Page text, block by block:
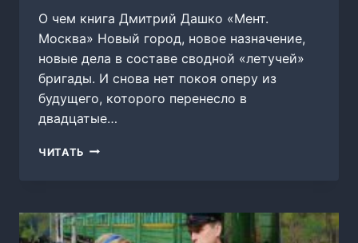
О чем книга Дмитрий Дашко «Мент.
Москва» Новый город, новое назначение,
новые дела в составе сводной «летучей»
бригады. И снова нет покоя оперу из
будущего, которого перенесло в
двадцатые…
ЧИТАТЬ МЕНТ.